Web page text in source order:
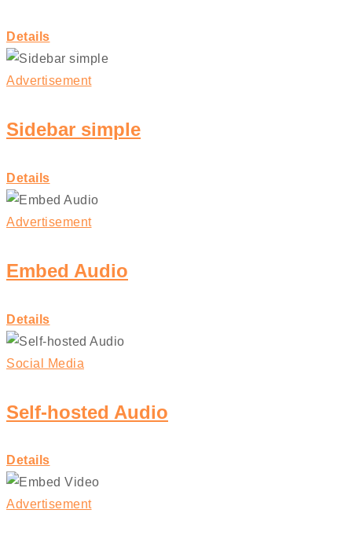
Details
Advertisement
Sidebar simple
Details
Advertisement
Embed Audio
Details
Social Media
Self-hosted Audio
Details
Advertisement